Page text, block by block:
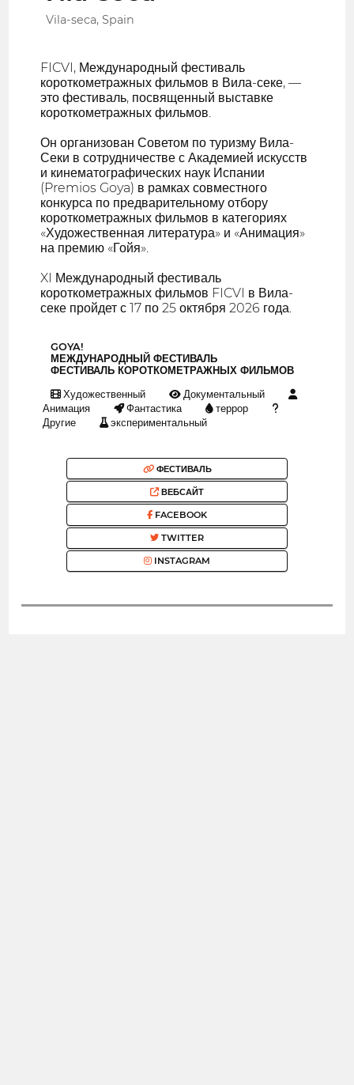
Vila-seca, Spain
FICVI, Международный фестиваль
короткометражных фильмов в Вила-секе, —
это фестиваль, посвященный выставке
короткометражных фильмов.
Он организован Советом по туризму Вила-
Секи в сотрудничестве с Академией искусств
и кинематографических наук Испании
(Premios Goya) в рамках совместного
конкурса по предварительному отбору
короткометражных фильмов в категориях
«Художественная литература» и «Анимация»
на премию «Гойя».
XI Международный фестиваль
короткометражных фильмов FICVI в Вила-
секе пройдет с 17 по 25 октября 2026 года.
GOYA!
МЕЖДУНАРОДНЫЙ ФЕСТИВАЛЬ
ФЕСТИВАЛЬ КОРОТКОМЕТРАЖНЫХ ФИЛЬМОВ
Художественный
Документальный
Анимация
Фантастика
террор
Другие
экспериментальный
ФЕСТИВАЛЬ
ВЕБСАЙТ
FACEBOOK
TWITTER
INSTAGRAM